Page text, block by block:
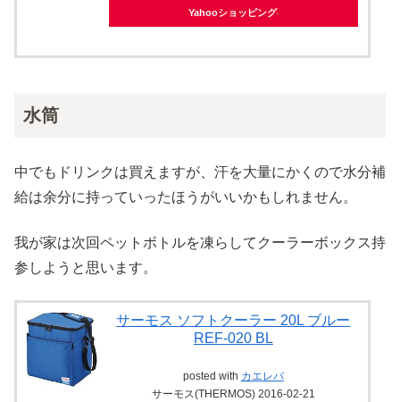
Yahooショッピング
水筒
中でもドリンクは買えますが、汗を大量にかくので水分補
給は余分に持っていったほうがいいかもしれません。
我が家は次回ペットボトルを凍らしてクーラーボックス持
参しようと思います。
サーモス ソフトクーラー 20L ブルー
REF-020 BL
posted with カエレバ
サーモス(THERMOS) 2016-02-21